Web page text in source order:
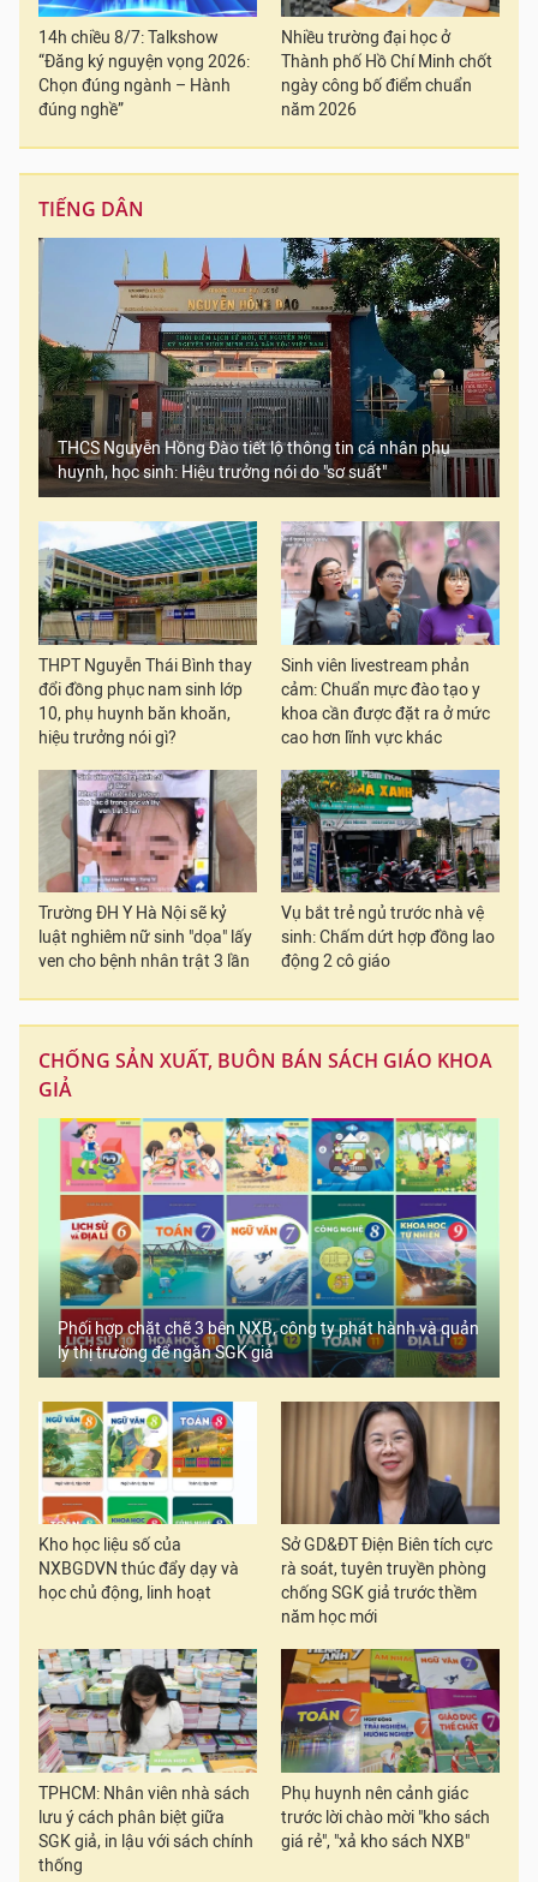
14h chiều 8/7: Talkshow
“Đăng ký nguyện vọng 2026:
Chọn đúng ngành – Hành
đúng nghề”
Nhiều trường đại học ở
Thành phố Hồ Chí Minh chốt
ngày công bố điểm chuẩn
năm 2026
TIẾNG DÂN
THCS Nguyễn Hồng Đào tiết lộ thông tin cá nhân phụ
huynh, học sinh: Hiệu trưởng nói do "sơ suất"
THPT Nguyễn Thái Bình thay
đổi đồng phục nam sinh lớp
10, phụ huynh băn khoăn,
hiệu trưởng nói gì?
Sinh viên livestream phản
cảm: Chuẩn mực đào tạo y
khoa cần được đặt ra ở mức
cao hơn lĩnh vực khác
Trường ĐH Y Hà Nội sẽ kỷ
luật nghiêm nữ sinh "dọa" lấy
ven cho bệnh nhân trật 3 lần
Vụ bắt trẻ ngủ trước nhà vệ
sinh: Chấm dứt hợp đồng lao
động 2 cô giáo
CHỐNG SẢN XUẤT, BUÔN BÁN SÁCH GIÁO KHOA
GIẢ
Phối hợp chặt chẽ 3 bên NXB, công ty phát hành và quản
lý thị trường để ngăn SGK giả
Kho học liệu số của
NXBGDVN thúc đẩy dạy và
học chủ động, linh hoạt
Sở GD&ĐT Điện Biên tích cực
rà soát, tuyên truyền phòng
chống SGK giả trước thềm
năm học mới
TPHCM: Nhân viên nhà sách
lưu ý cách phân biệt giữa
SGK giả, in lậu với sách chính
thống
Phụ huynh nên cảnh giác
trước lời chào mời "kho sách
giá rẻ", "xả kho sách NXB"